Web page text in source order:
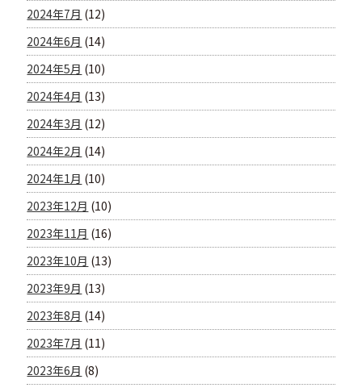
2024年7月 (12)
2024年6月 (14)
2024年5月 (10)
2024年4月 (13)
2024年3月 (12)
2024年2月 (14)
2024年1月 (10)
2023年12月 (10)
2023年11月 (16)
2023年10月 (13)
2023年9月 (13)
2023年8月 (14)
2023年7月 (11)
2023年6月 (8)